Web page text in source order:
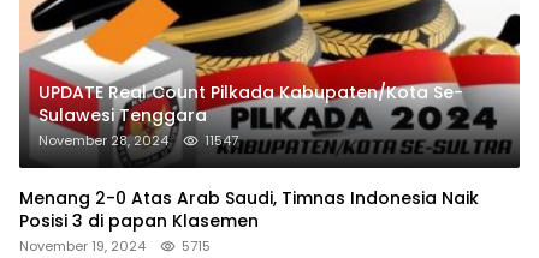
UPDATE Real Count Pilkada Kabupaten/Kota Se-
Sulawesi Tenggara
November 28, 2024 11547
Menang 2-0 Atas Arab Saudi, Timnas Indonesia Naik
Posisi 3 di papan Klasemen
November 19, 2024 5715